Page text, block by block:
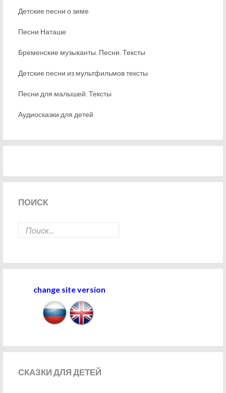
Детские песни о зиме
Песни Наташе
Бременские музыканты. Песни. Тексты
Детские песни из мультфильмов тексты
Песни для малышей. Тексты
Аудиосказки для детей
ПОИСК
change site version
СКАЗКИДЛЯ ДЕТЕЙ